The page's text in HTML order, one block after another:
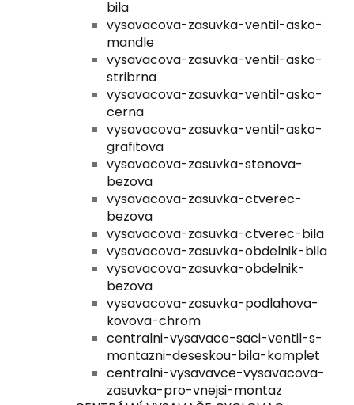
bila
vysavacova-zasuvka-ventil-asko-
mandle
vysavacova-zasuvka-ventil-asko-
stribrna
vysavacova-zasuvka-ventil-asko-
cerna
vysavacova-zasuvka-ventil-asko-
grafitova
vysavacova-zasuvka-stenova-
bezova
vysavacova-zasuvka-ctverec-
bezova
vysavacova-zasuvka-ctverec-bila
vysavacova-zasuvka-obdelnik-bila
vysavacova-zasuvka-obdelnik-
bezova
vysavacova-zasuvka-podlahova-
kovova-chrom
centralni-vysavace-saci-ventil-s-
montazni-deseskou-bila-komplet
centralni-vysavavce-vysavacova-
zasuvka-pro-vnejsi-montaz